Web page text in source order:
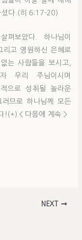
셨다.(히 6:17-20)
펴보았다. 하나님이
리고 영원하신 은혜로
는 사람들을 보시고,
우리 주님이시며
으로 성취될 놀라운
므로 하나님께 모든
!(*) < 다음에 계속 >
NEXT